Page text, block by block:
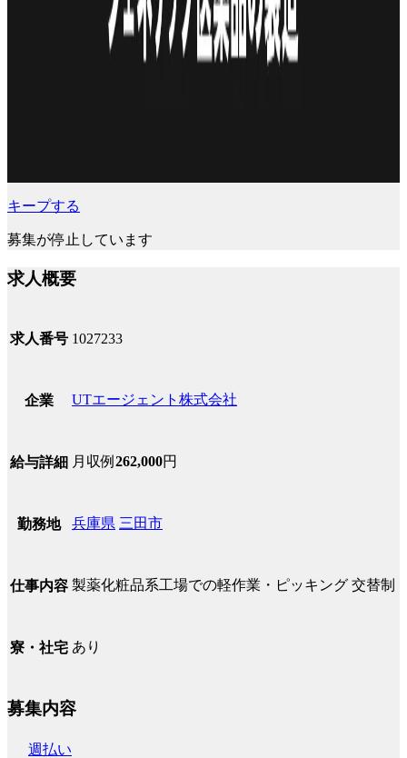
キープする
募集が停止しています
求人概要
求人番号 1027233
企業 UTエージェント株式会社
給与詳細 月収例 262,000円
勤務地 兵庫県 三田市
仕事内容 製薬化粧品系工場での軽作業・ピッキング 交替制
寮・社宅 あり
募集内容
週払い